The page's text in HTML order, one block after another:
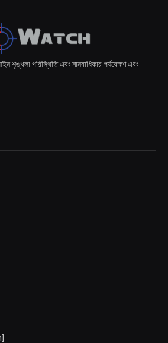
শৃঙ্খলা পরিস্থিতি এবং মানবাধিকার পর্যবেক্ষণ এবং